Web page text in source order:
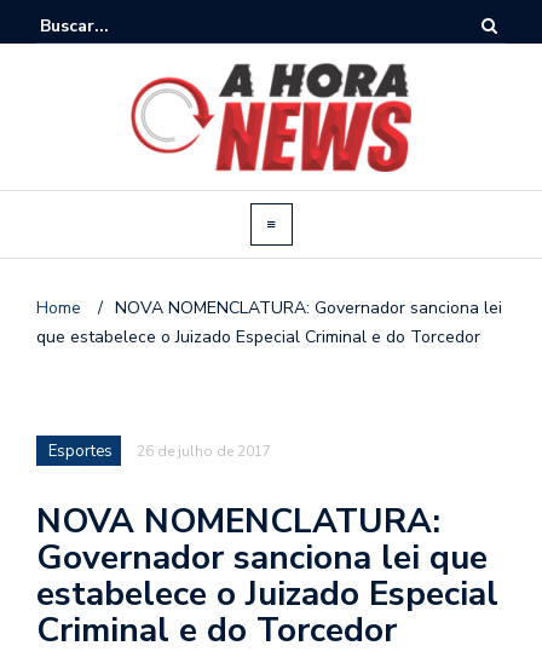
Home / NOVA NOMENCLATURA: Governador sanciona lei
que estabelece o Juizado Especial Criminal e do Torcedor
Esportes 26 de julho de 2017
NOVA NOMENCLATURA:
Governador sanciona lei que
estabelece o Juizado Especial
Criminal e do Torcedor